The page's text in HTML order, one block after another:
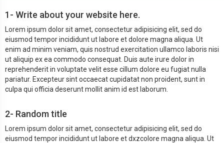
1- Write about your website here.
Lorem ipsum dolor sit amet, consectetur adipisicing elit, sed do
eiusmod tempor incididunt ut labore et dolore magna aliqua. Ut
enim ad minim veniam, quis nostrud exercitation ullamco laboris nisi
ut aliquip ex ea commodo consequat. Duis aute irure dolor in
reprehenderit in voluptate velit esse cillum dolore eu fugiat nulla
pariatur. Excepteur sint occaecat cupidatat non proident, sunt in
culpa qui officia deserunt mollit anim id est laborum.
2- Random title
Lorem ipsum dolor sit amet, consectetur adipisicing elit, sed do
eiusmod tempor incididunt ut labore et dxzcolore magna aliqua. Ut